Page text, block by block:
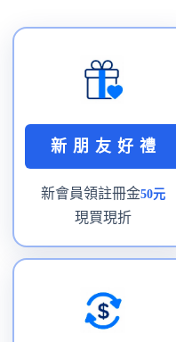
新 朋 友 好 禮
新會員領註冊金50元
現買現折